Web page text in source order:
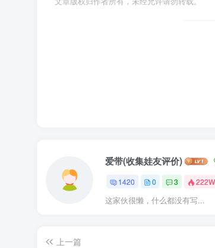
爱带(收集娃友评价)
1420 0 3
这家伙很懒，什么都没有写...
上一篇